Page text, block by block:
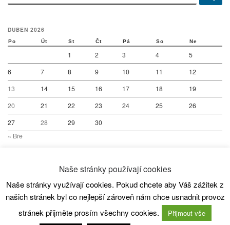
DUBEN 2026
Po Út St Čt Pá So Ne
1 2 3 4
5
6
7 8 9 10 11
12
13
14 15 16 17 18
19
20
21 22 23 24 25
26
27
28 29
30
« Bře
© 2026SC80 Kanoistika – All rights reserved
Powered by – Designed with the Customizr theme
Naše stránky používají cookies
Naše stránky využívají cookies. Pokud chcete aby Váš zážitek z
našich stránek byl co nejlepší zároveň nám chce usnadnit provoz
stránek přijměte prosím všechny cookies.
Přijmout vše